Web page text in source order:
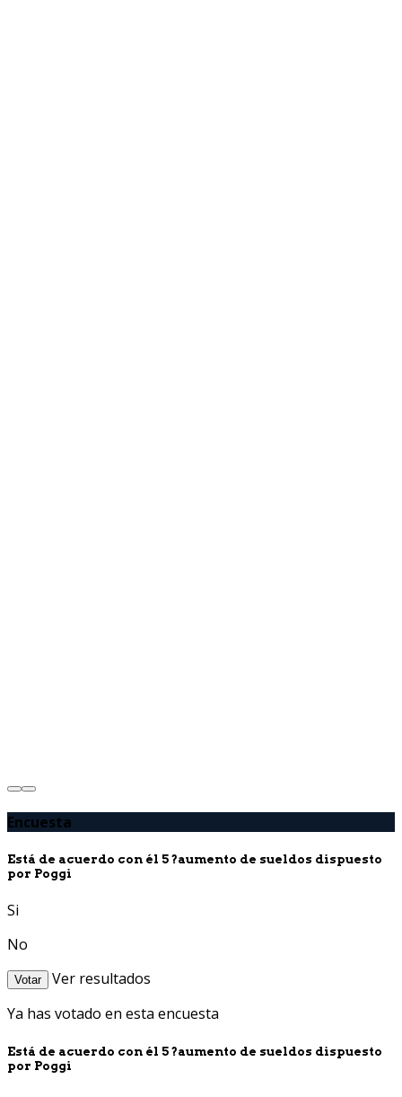
Encuesta
Está de acuerdo con él 5 ?aumento de sueldos dispuesto
por Poggi
Si
No
Votar
Ver resultados
Ya has votado en esta encuesta
Está de acuerdo con él 5 ?aumento de sueldos dispuesto
por Poggi